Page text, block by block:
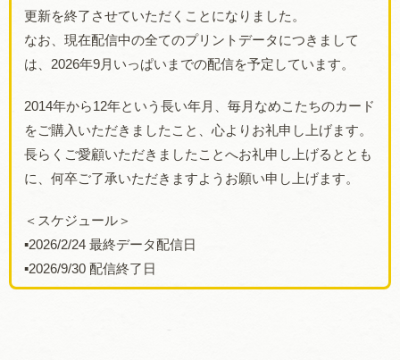
更新を終了させていただくことになりました。
なお、現在配信中の全てのプリントデータにつきまして
は、2026年9月いっぱいまでの配信を予定しています。
2014年から12年という長い年月、毎月なめこたちのカード
をご購入いただきましたこと、心よりお礼申し上げます。
長らくご愛顧いただきましたことへお礼申し上げるととも
に、何卒ご了承いただきますようお願い申し上げます。
＜スケジュール＞
▪️2026/2/24 最終データ配信日
▪️2026/9/30 配信終了日